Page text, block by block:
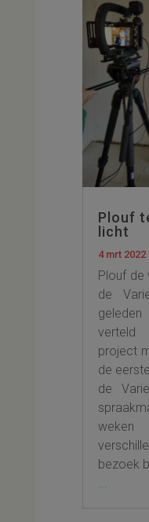
Plouf
licht
4 mrt 2022
Plouf de
de
verteld
project
de
de
bezoek
...